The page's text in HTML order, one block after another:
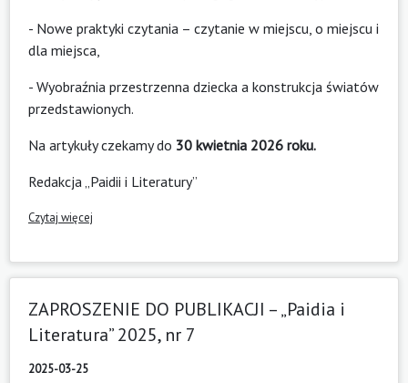
- Nowe praktyki czytania – czytanie w miejscu, o miejscu i
dla miejsca,
- Wyobraźnia przestrzenna dziecka a konstrukcja światów
przedstawionych.
Na artykuły czekamy do 30 kwietnia 2026 roku.
Redakcja „Paidii i Literatury”
Czytaj więcej
ZAPROSZENIE DO PUBLIKACJI – „Paidia i
Literatura” 2025, nr 7
2025-03-25